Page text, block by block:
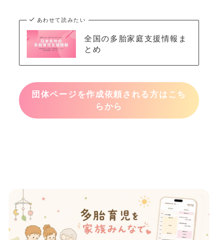
あわせて読みたい
全国の多胎家庭支援情報ま
とめ
団体ページを作成依頼される方はこち
らから